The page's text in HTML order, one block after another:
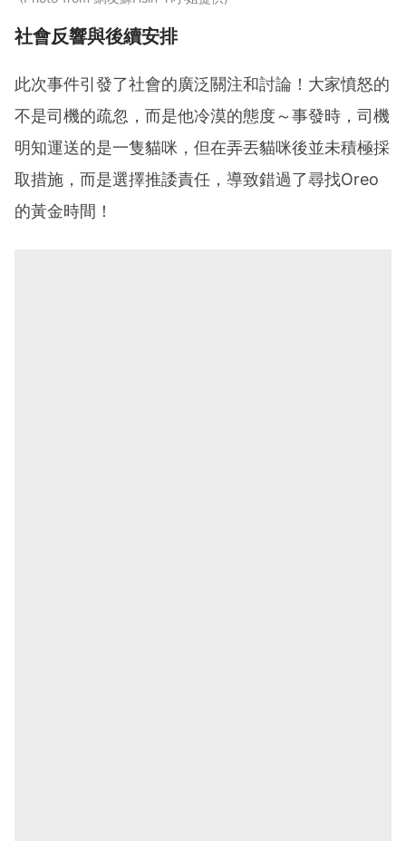
社會反響與後續安排
此次事件引發了社會的廣泛關注和討論！大家憤怒的
不是司機的疏忽，而是他冷漠的態度～事發時，司機
明知運送的是一隻貓咪，但在弄丟貓咪後並未積極採
取措施，而是選擇推諉責任，導致錯過了尋找Oreo
的黃金時間！